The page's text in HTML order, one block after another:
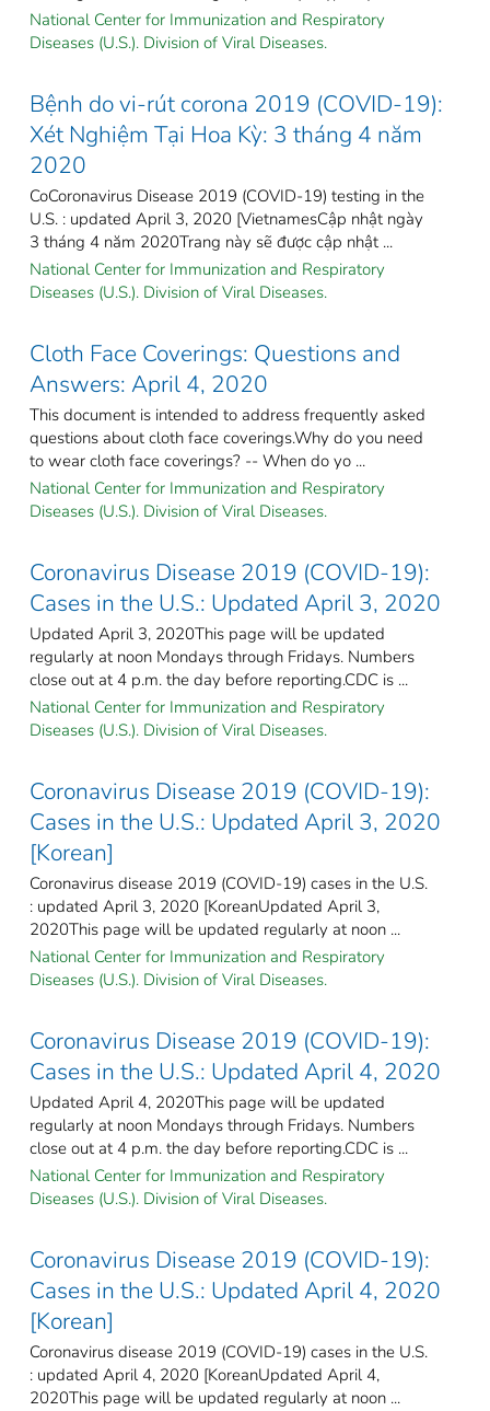
National Center for Immunization and Respiratory
Diseases (U.S.). Division of Viral Diseases.
Bệnh do vi-rút corona 2019 (COVID-19):
Xét Nghiệm Tại Hoa Kỳ: 3 tháng 4 năm
2020
CoCoronavirus Disease 2019 (COVID-19) testing in the
U.S. : updated April 3, 2020 [VietnamesCập nhật ngày
3 tháng 4 năm 2020Trang này sẽ được cập nhật ...
National Center for Immunization and Respiratory
Diseases (U.S.). Division of Viral Diseases.
Cloth Face Coverings: Questions and
Answers: April 4, 2020
This document is intended to address frequently asked
questions about cloth face coverings.Why do you need
to wear cloth face coverings? -- When do yo ...
National Center for Immunization and Respiratory
Diseases (U.S.). Division of Viral Diseases.
Coronavirus Disease 2019 (COVID-19):
Cases in the U.S.: Updated April 3, 2020
Updated April 3, 2020This page will be updated
regularly at noon Mondays through Fridays. Numbers
close out at 4 p.m. the day before reporting.CDC is ...
National Center for Immunization and Respiratory
Diseases (U.S.). Division of Viral Diseases.
Coronavirus Disease 2019 (COVID-19):
Cases in the U.S.: Updated April 3, 2020
[Korean]
Coronavirus disease 2019 (COVID-19) cases in the U.S.
: updated April 3, 2020 [KoreanUpdated April 3,
2020This page will be updated regularly at noon ...
National Center for Immunization and Respiratory
Diseases (U.S.). Division of Viral Diseases.
Coronavirus Disease 2019 (COVID-19):
Cases in the U.S.: Updated April 4, 2020
Updated April 4, 2020This page will be updated
regularly at noon Mondays through Fridays. Numbers
close out at 4 p.m. the day before reporting.CDC is ...
National Center for Immunization and Respiratory
Diseases (U.S.). Division of Viral Diseases.
Coronavirus Disease 2019 (COVID-19):
Cases in the U.S.: Updated April 4, 2020
[Korean]
Coronavirus disease 2019 (COVID-19) cases in the U.S.
: updated April 4, 2020 [KoreanUpdated April 4,
2020This page will be updated regularly at noon ...